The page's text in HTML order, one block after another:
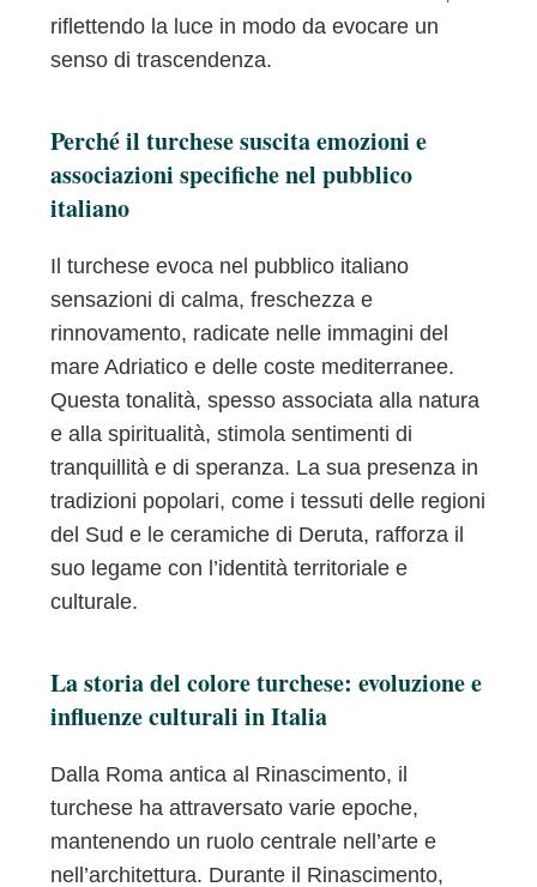
riflettendo la luce in modo da evocare un
senso di trascendenza.
Perché il turchese suscita emozioni e
associazioni specifiche nel pubblico
italiano
Il turchese evoca nel pubblico italiano
sensazioni di calma, freschezza e
rinnovamento, radicate nelle immagini del
mare Adriatico e delle coste mediterranee.
Questa tonalità, spesso associata alla natura
e alla spiritualità, stimola sentimenti di
tranquillità e di speranza. La sua presenza in
tradizioni popolari, come i tessuti delle regioni
del Sud e le ceramiche di Deruta, rafforza il
suo legame con l’identità territoriale e
culturale.
La storia del colore turchese: evoluzione e
influenze culturali in Italia
Dalla Roma antica al Rinascimento, il
turchese ha attraversato varie epoche,
mantenendo un ruolo centrale nell’arte e
nell’architettura. Durante il Rinascimento,